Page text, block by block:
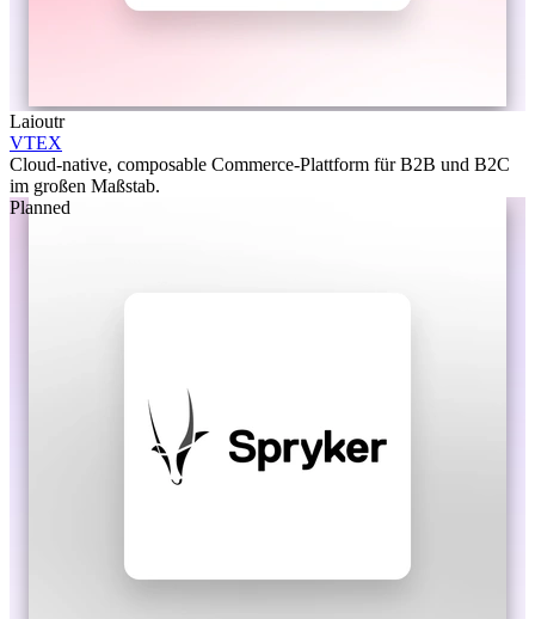
Laioutr
VTEX
Cloud-native, composable Commerce-Plattform für B2B und B2C
im großen Maßstab.
Planned